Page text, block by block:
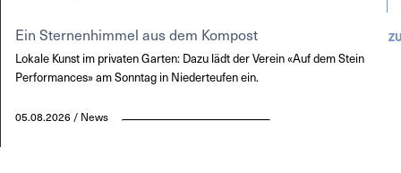
Ein Sternenhimmel aus dem Kompost
Lokale Kunst im privaten Garten: Dazu lädt der Verein «Auf dem Stein
Performances» am Sonntag in Niederteufen ein.
05.08.2026 / News